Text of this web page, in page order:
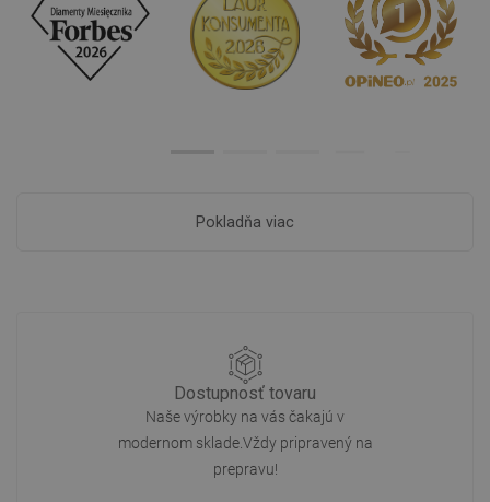
Pokladňa viac
Dostupnosť tovaru
Naše výrobky na vás čakajú v
modernom sklade.Vždy pripravený na
prepravu!